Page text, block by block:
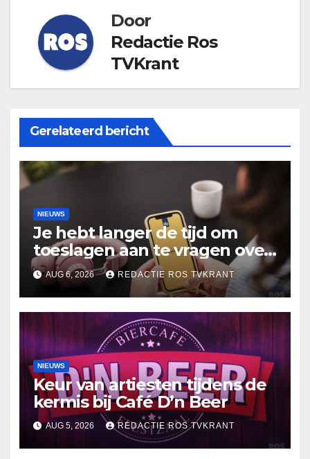
Door
Redactie Ros
TVKrant
Gerelateerd bericht
NIEUWS
Je hebt langer de tijd om
toeslagen aan te vragen over
2025
AUG 6, 2026 REDACTIE ROS TVKRANT
NIEUWS
Keur van artiesten tijdens de
kermis bij Café D’n Beer
AUG 5, 2026 REDACTIE ROS TVKRANT